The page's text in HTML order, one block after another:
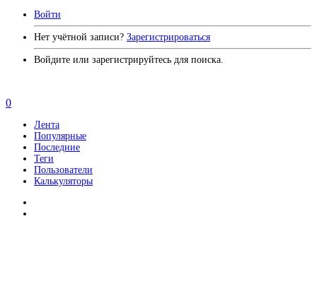
Войти
Нет учётной записи? Зарегистрироваться
Войдите или зарегистрируйтесь для поиска.
0
Лента
Популярные
Последние
Теги
Пользователи
Калькуляторы